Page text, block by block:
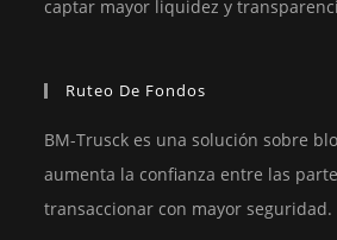
captar mayor liquidez y
Ruteo De Fondos
BM-Trusck es una solución sobre
aumenta la confianza entre las
transaccionar con mayor seguridad.